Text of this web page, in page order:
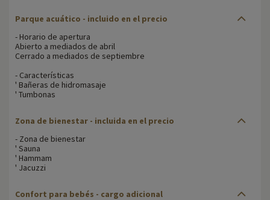
Parque acuático - incluido en el precio
- Horario de apertura
Abierto a mediados de abril
Cerrado a mediados de septiembre
- Características
' Bañeras de hidromasaje
' Tumbonas
Zona de bienestar - incluida en el precio
- Zona de bienestar
' Sauna
' Hammam
' Jacuzzi
Confort para bebés - cargo adicional